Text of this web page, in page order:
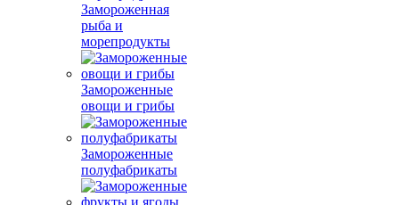
Замороженная
рыба и
морепродукты
Замороженные
овощи и грибы
Замороженные
полуфабрикаты